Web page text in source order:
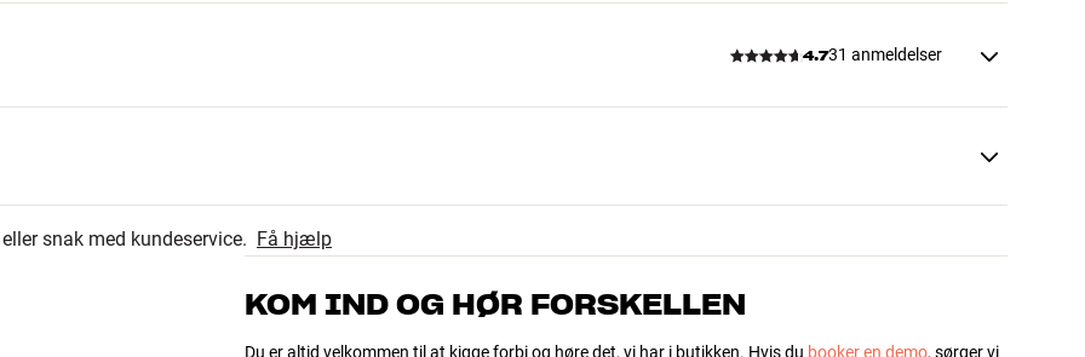
4.731 anmeldelser
4.7
snak med kundeservice. Få hjælp
KOM IND OG HØR FORSKELLEN
Du er altid velkommen til at kigge forbi og høre det, vi har i butikken. Hvis du booker en demo, sørger vi